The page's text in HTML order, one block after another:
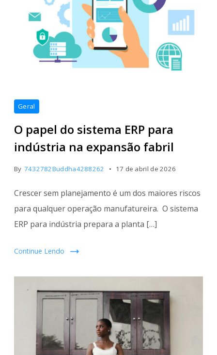
sistema
ERP
para
indústria
Geral
O papel do sistema ERP para
indústria na expansão fabril
By 7432782Buddha4288262 17 de abril de 2026
Crescer sem planejamento é um dos maiores riscos
para qualquer operação manufatureira. O sistema
ERP para indústria prepara a planta […]
Continue Lendo